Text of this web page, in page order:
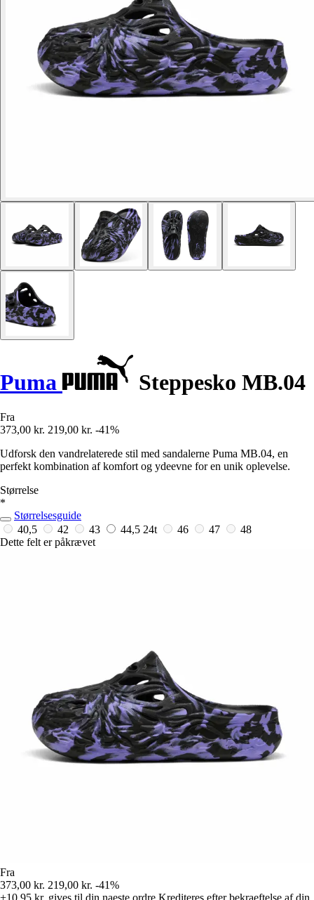
Puma Steppesko MB.04
Fra
373,00 kr. 219,00 kr. -41%
Udforsk den vandrelaterede stil med sandalerne Puma MB.04, en
perfekt kombination af komfort og ydeevne for en unik oplevelse.
Størrelse
*
Størrelsesguide
40,5
42 43 44,5 24t 46 47
48
Dette felt er påkrævet
Fra
373,00 kr. 219,00 kr. -41%
+10,95 kr. gives til din naeste ordre Krediteres efter bekraeftelse af din